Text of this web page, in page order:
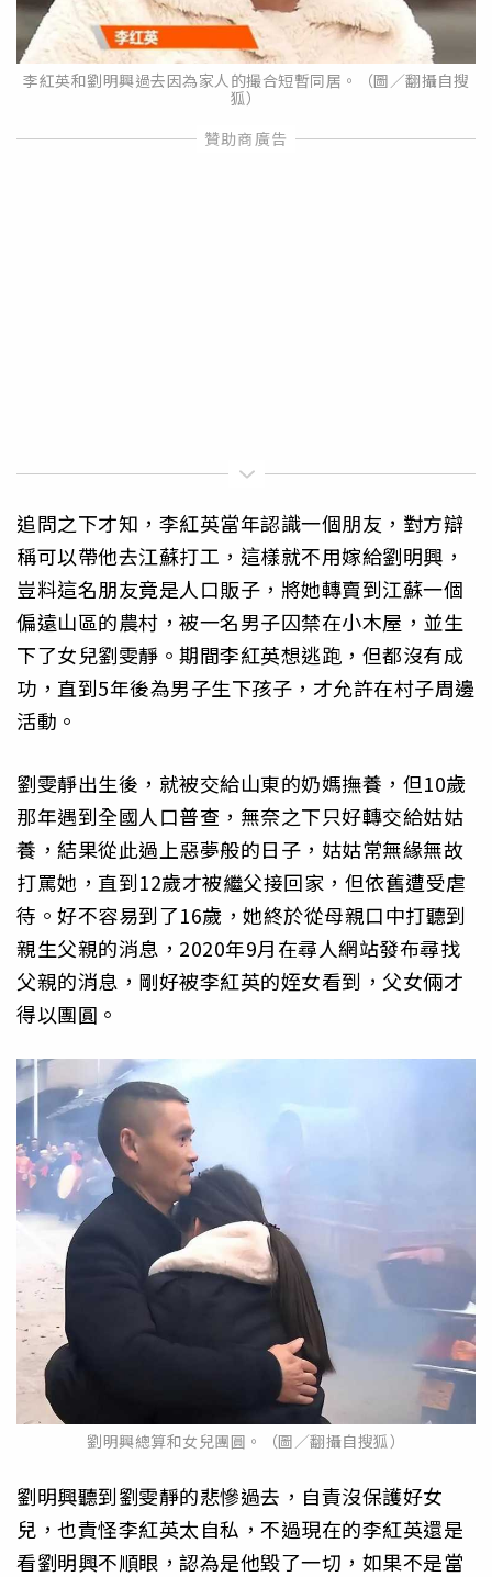
李紅英和劉明興過去因為家人的撮合短暫同居。（圖／翻攝自搜
狐）
追問之下才知，李紅英當年認識一個朋友，對方辯
稱可以帶他去江蘇打工，這樣就不用嫁給劉明興，
豈料這名朋友竟是人口販子，將她轉賣到江蘇一個
偏遠山區的農村，被一名男子囚禁在小木屋，並生
下了女兒劉雯靜。期間李紅英想逃跑，但都沒有成
功，直到5年後為男子生下孩子，才允許在村子周邊
活動。
劉雯靜出生後，就被交給山東的奶媽撫養，但10歲
那年遇到全國人口普查，無奈之下只好轉交給姑姑
養，結果從此過上惡夢般的日子，姑姑常無緣無故
打罵她，直到12歲才被繼父接回家，但依舊遭受虐
待。好不容易到了16歲，她終於從母親口中打聽到
親生父親的消息，2020年9月在尋人網站發布尋找
父親的消息，剛好被李紅英的姪女看到，父女倆才
得以團圓。
劉明興總算和女兒團圓。（圖／翻攝自搜狐）
劉明興聽到劉雯靜的悲慘過去，自責沒保護好女
兒，也責怪李紅英太自私，不過現在的李紅英還是
看劉明興不順眼，認為是他毀了一切，如果不是當